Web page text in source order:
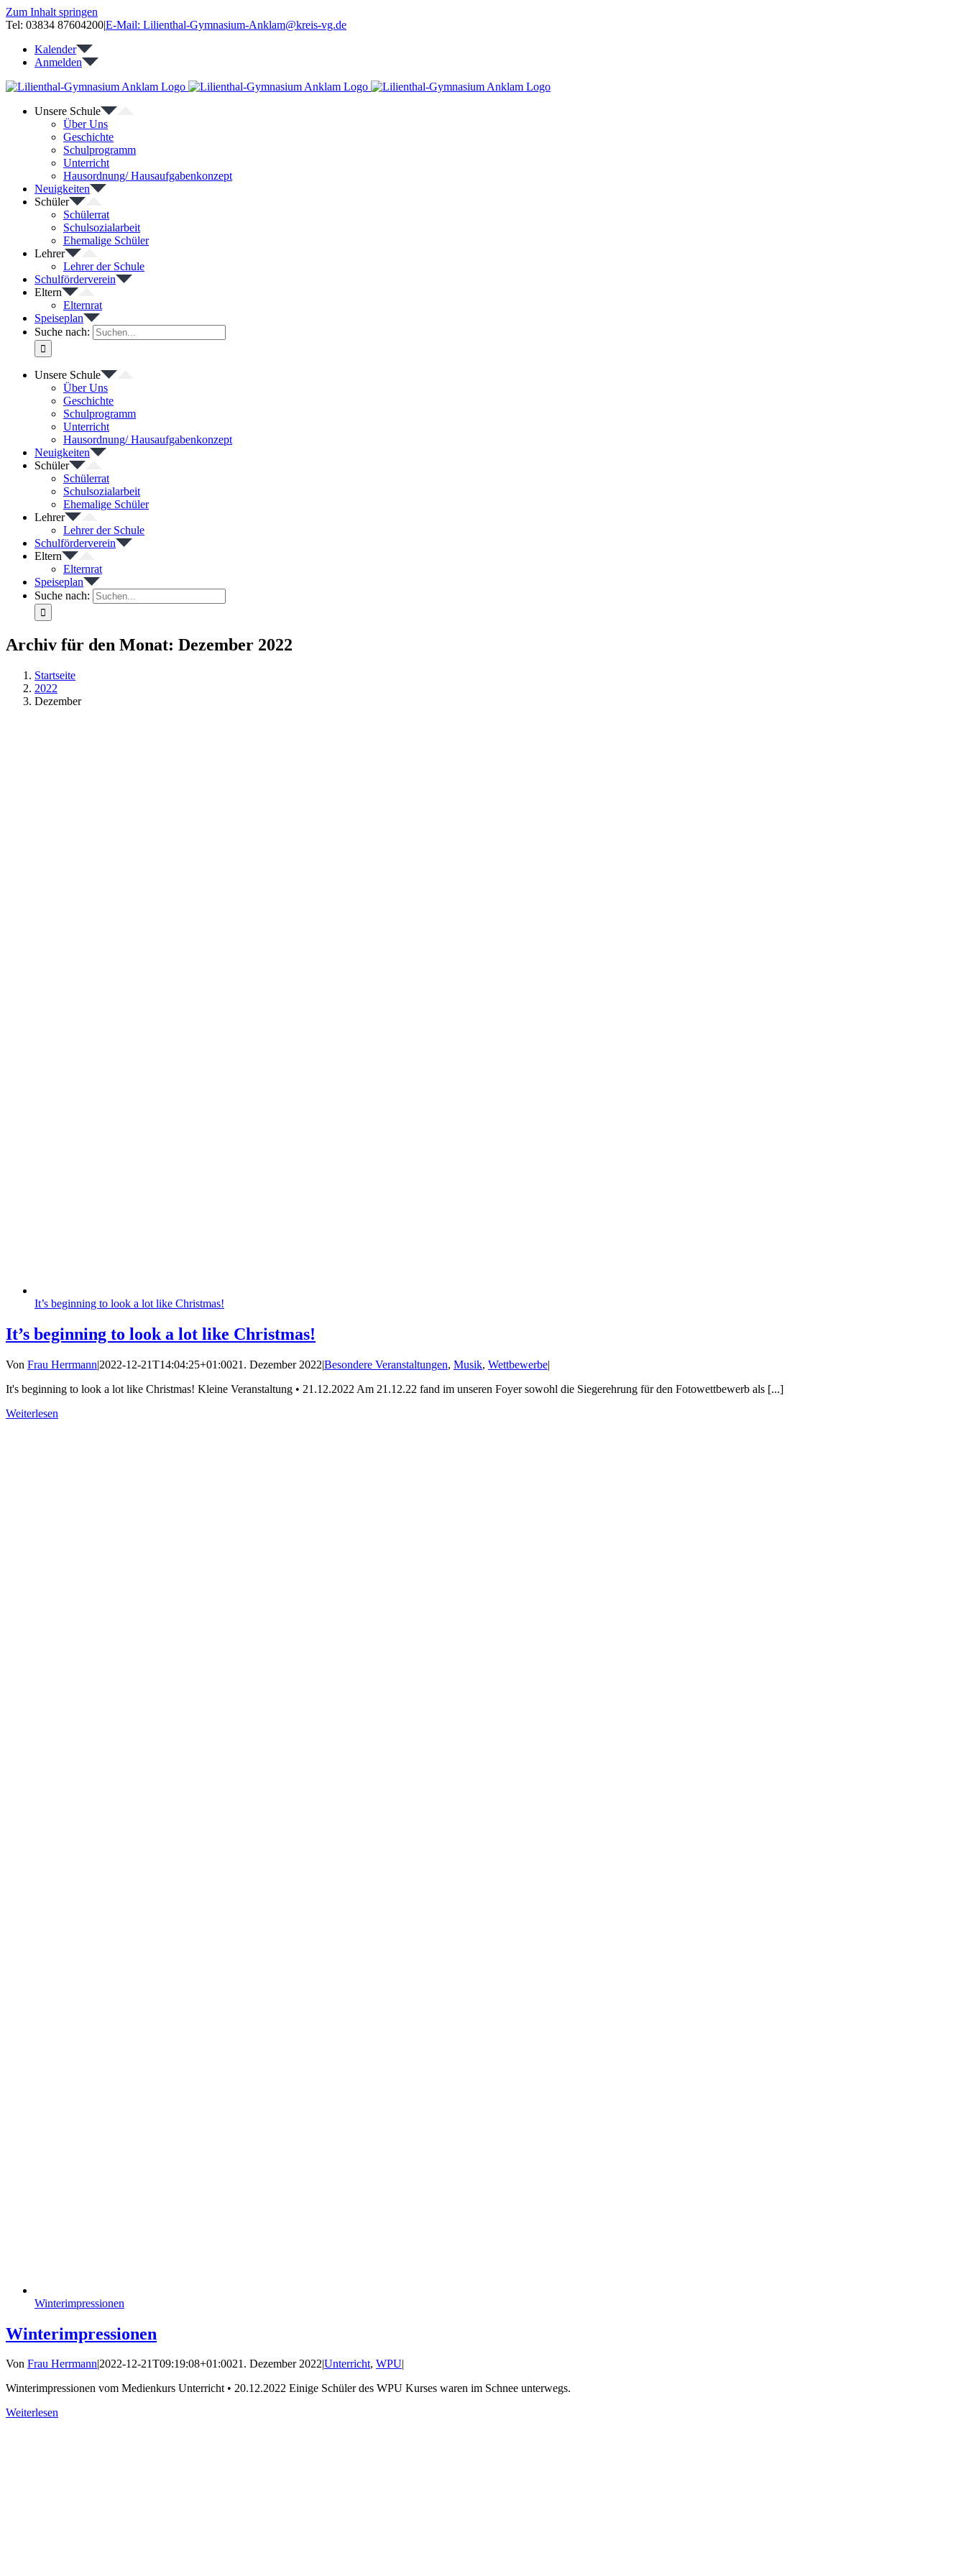
Zum Inhalt springen
Tel: 03834 87604200|E-Mail: Lilienthal-Gymnasium-Anklam@kreis-vg.de
Kalender
Anmelden
Unsere Schule
Über Uns
Geschichte
Schulprogramm
Unterricht
Hausordnung/ Hausaufgabenkonzept
Neuigkeiten
Schüler
Schülerrat
Schulsozialarbeit
Ehemalige Schüler
Lehrer
Lehrer der Schule
Schulförderverein
Eltern
Elternrat
Speiseplan
Suche nach:
Unsere Schule
Über Uns
Geschichte
Schulprogramm
Unterricht
Hausordnung/ Hausaufgabenkonzept
Neuigkeiten
Schüler
Schülerrat
Schulsozialarbeit
Ehemalige Schüler
Lehrer
Lehrer der Schule
Schulförderverein
Eltern
Elternrat
Speiseplan
Suche nach:
Archiv für den Monat: Dezember 2022
Startseite
2022
Dezember
It’s beginning to look a lot like Christmas!
It’s beginning to look a lot like Christmas!
Von Frau Herrmann|2022-12-21T14:04:25+01:0021. Dezember 2022|Besondere Veranstaltungen, Musik, Wettbewerbe|
It's beginning to look a lot like Christmas! Kleine Veranstaltung • 21.12.2022 Am 21.12.22 fand im unseren Foyer sowohl die Siegerehrung für den Fotowettbewerb als [...]
Weiterlesen
Winterimpressionen
Winterimpressionen
Von Frau Herrmann|2022-12-21T09:19:08+01:0021. Dezember 2022|Unterricht, WPU|
Winterimpressionen vom Medienkurs Unterricht • 20.12.2022 Einige Schüler des WPU Kurses waren im Schnee unterwegs.
Weiterlesen